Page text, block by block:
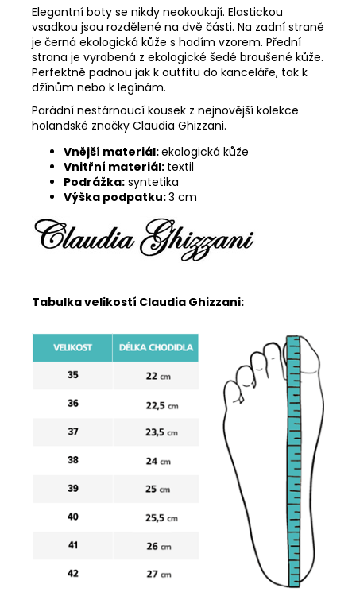
Elegantní boty se nikdy neokoukají. Elastickou
vsadkou jsou rozdělené na dvě části. Na zadní straně
je černá ekologická kůže s hadím vzorem. Přední
strana je vyrobená z ekologické šedé broušené kůže.
Perfektně padnou jak k outfitu do kanceláře, tak k
džínům nebo k legínám.
Parádní nestárnoucí kousek z nejnovější kolekce
holandské značky Claudia Ghizzani.
Vnější materiál:ekologická kůže
Vnitřní materiál: textil
Podrážka: syntetika
Výška podpatku:3 cm
Tabulka velikostí Claudia Ghizzani: